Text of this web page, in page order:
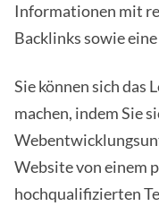
Informationen mit
Backlinks sowie
Sie können sich das
machen, indem Sie
Website von einem
hochqualifizierten